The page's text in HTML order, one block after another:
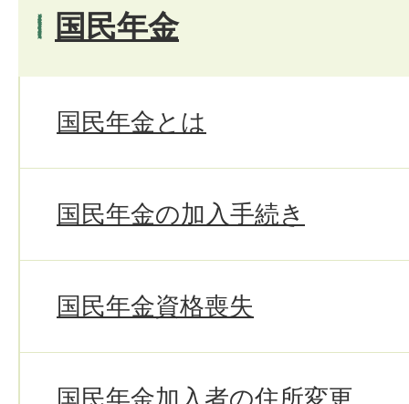
国民年金
国民年金とは
国民年金の加入手続き
国民年金資格喪失